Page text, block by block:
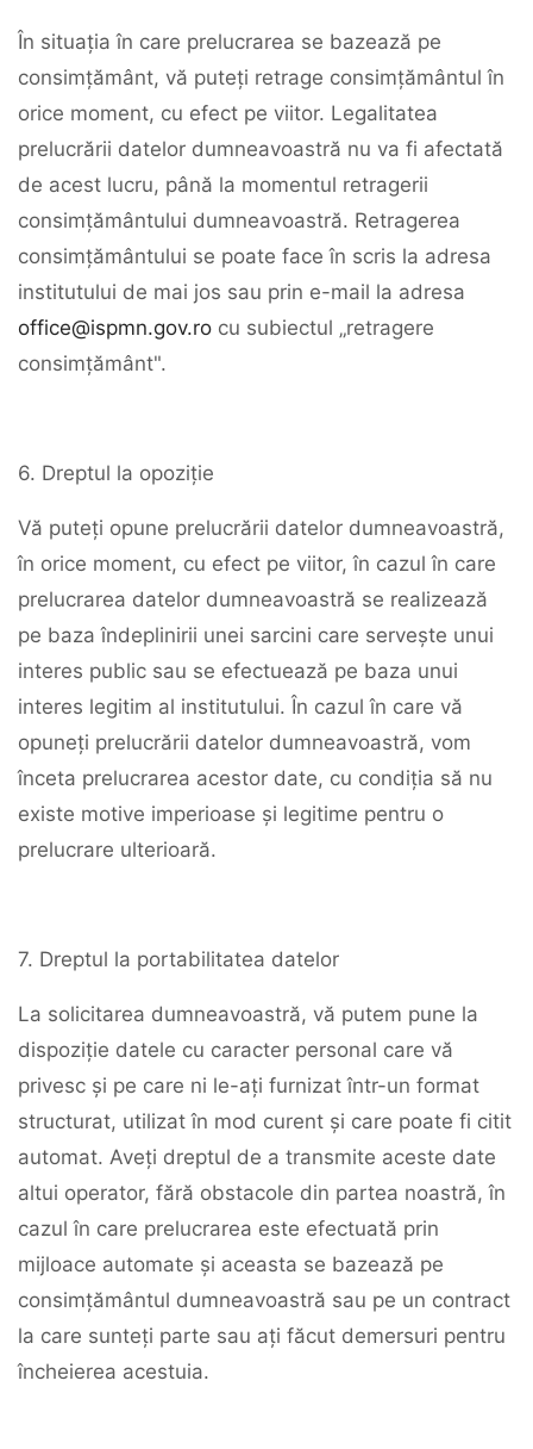
În situația în care prelucrarea se bazează pe
consimțământ, vă puteți retrage consimțământul în
orice moment, cu efect pe viitor. Legalitatea
prelucrării datelor dumneavoastră nu va fi afectată
de acest lucru, până la momentul retragerii
consimțământului dumneavoastră. Retragerea
consimțământului se poate face în scris la adresa
institutului de mai jos sau prin e-mail la adresa
office@ispmn.gov.ro cu subiectul „retragere
consimțământ".
6. Dreptul la opoziție
Vă puteți opune prelucrării datelor dumneavoastră,
în orice moment, cu efect pe viitor, în cazul în care
prelucrarea datelor dumneavoastră se realizează
pe baza îndeplinirii unei sarcini care servește unui
interes public sau se efectuează pe baza unui
interes legitim al institutului. În cazul în care vă
opuneți prelucrării datelor dumneavoastră, vom
înceta prelucrarea acestor date, cu condiția să nu
existe motive imperioase și legitime pentru o
prelucrare ulterioară.
7. Dreptul la portabilitatea datelor
La solicitarea dumneavoastră, vă putem pune la
dispoziție datele cu caracter personal care vă
privesc și pe care ni le-ați furnizat într-un format
structurat, utilizat în mod curent și care poate fi citit
automat. Aveți dreptul de a transmite aceste date
altui operator, fără obstacole din partea noastră, în
cazul în care prelucrarea este efectuată prin
mijloace automate și aceasta se bazează pe
consimțământul dumneavoastră sau pe un contract
la care sunteți parte sau ați făcut demersuri pentru
încheierea acestuia.